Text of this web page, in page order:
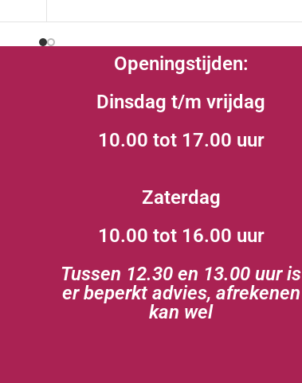
Openingstijden:
Dinsdag t/m vrijdag
10.00 tot 17.00 uur
Zaterdag
10.00 tot 16.00 uur
Tussen 12.30 en 13.00 uur is
er beperkt advies, afrekenen
kan wel